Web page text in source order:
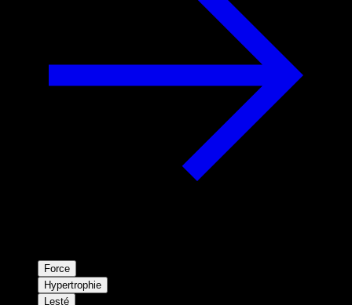
Force
Hypertrophie
Lesté